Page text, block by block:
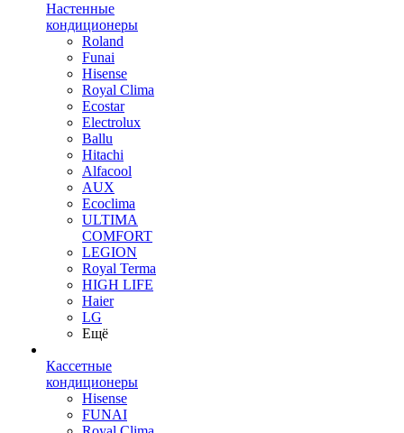
Настенные
кондиционеры
Roland
Funai
Hisense
Royal Clima
Ecostar
Electrolux
Ballu
Hitachi
Alfacool
AUX
Ecoclima
ULTIMA
COMFORT
LEGION
Royal Terma
HIGH LIFE
Haier
LG
Ещё
Кассетные
кондиционеры
Hisense
FUNAI